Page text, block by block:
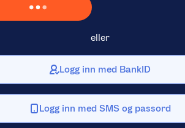
Laster inn Vipps …
eller
Logg inn med BankID
Logg inn med SMS og passord